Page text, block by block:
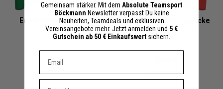
Erima Intro Sweatshirt
Kinder
13,74 €
24,99 € UVP
Erima Intro Trainingsjacke
Kinder
29,99 € UVP
Gemeinsam stärker. Mit dem Absolute Teamsport
Böckmann Newsletter verpasst Du keine
Neuheiten, Teamdeals und exklusiven
Vereinsangebote mehr. Jetzt anmelden und 5 €
Gutschein ab 50 € Einkaufswert sichern.
Dein E-mail Adresse
Vorname